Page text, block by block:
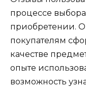
процессе
приобретении.
покупателям
качестве
опыте
возможность